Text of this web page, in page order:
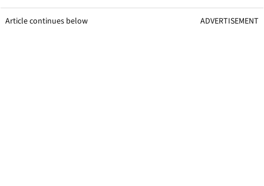
Article continues below ADVERTISEMENT